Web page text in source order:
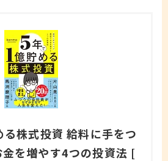
株式投資 給料に手をつ
を増やす4つの投資法 [